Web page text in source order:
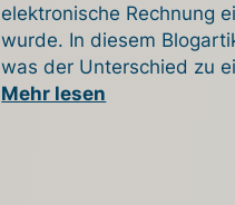
elektronische Rechnung
wurde. In diesem
was der Unterschied zu
Mehr lesen